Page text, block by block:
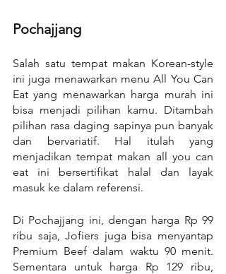
Pochajjang
Salah satu tempat makan Korean-style
ini juga menawarkan menu All You Can
Eat yang menawarkan harga murah ini
bisa menjadi pilihan kamu. Ditambah
pilihan rasa daging sapinya pun banyak
dan bervariatif. Hal itulah yang
menjadikan tempat makan all you can
eat ini bersertifikat halal dan layak
masuk ke dalam referensi.
Di Pochajjang ini, dengan harga Rp 99
ribu saja, Jofiers juga bisa menyantap
Premium Beef dalam waktu 90 menit.
Sementara untuk harga Rp 129 ribu,